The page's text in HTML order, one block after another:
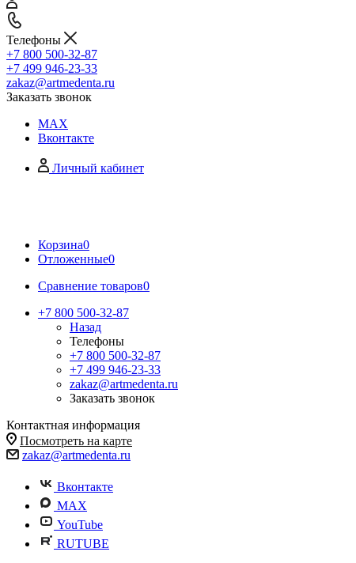
Телефоны
+7 800 500-32-87
+7 499 946-23-33
zakaz@artmedenta.ru
Заказать звонок
MAX
Вконтакте
Личный кабинет
Корзина0
Отложенные0
Сравнение товаров0
+7 800 500-32-87
Назад
Телефоны
+7 800 500-32-87
+7 499 946-23-33
zakaz@artmedenta.ru
Заказать звонок
Контактная информация
Посмотреть на карте
zakaz@artmedenta.ru
Вконтакте
MAX
YouTube
RUTUBE